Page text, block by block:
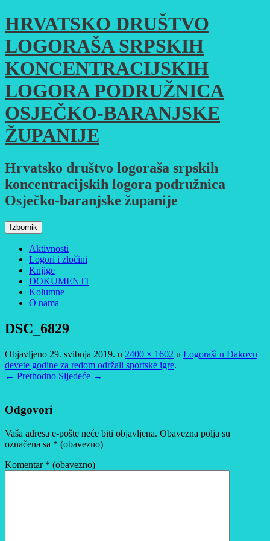
Skoči
do
sadržaja
HRVATSKO DRUŠTVO
LOGORAŠA SRPSKIH
KONCENTRACIJSKIH
LOGORA PODRUŽNICA
OSJEČKO-BARANJSKE
ŽUPANIJE
Hrvatsko društvo logoraša srpskih
koncentracijskih logora podružnica
Osječko-baranjske županije
Izbornik
Aktivnosti
Logori i zločini
Knjige
DOKUMENTI
Kolumne
O nama
DSC_6829
Objavljeno 29. svibnja 2019. u 2400 × 1602 u Logoraši u Đakovu
devete godine za redom održali sportske igre.
← Prethodno Sljedeće →
Odgovori
Vaša adresa e-pošte neće biti objavljena. Obavezna polja su
označena sa * (obavezno)
Komentar * (obavezno)